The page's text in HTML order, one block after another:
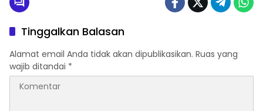
Tinggalkan Balasan
Alamat email Anda tidak akan dipublikasikan. Ruas yang
wajib ditandai *